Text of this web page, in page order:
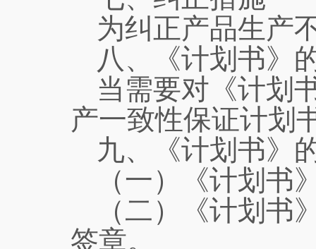
为纠正产品生产
八、《计划书》
当需要对《计划
产一致性保证计划
九、《计划书》
（一）《计划书
（二）《计划
签章。